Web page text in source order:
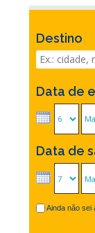
Destino
Data de
Data de
Ainda não sei